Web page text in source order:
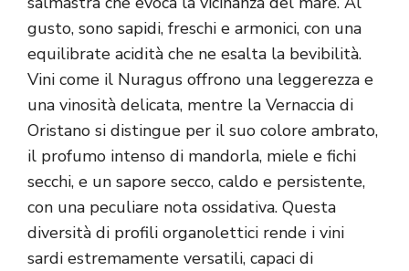
gusto, sono sapidi, freschi e armonici, con una
equilibrate acidità che ne esalta la bevibilità.
Vini come il Nuragus offrono una leggerezza e
una vinosità delicata, mentre la Vernaccia di
Oristano si distingue per il suo colore ambrato,
il profumo intenso di mandorla, miele e fichi
secchi, e un sapore secco, caldo e persistente,
con una peculiare nota ossidativa. Questa
diversità di profili organolettici rende i vini
sardi estremamente versatili, capaci di